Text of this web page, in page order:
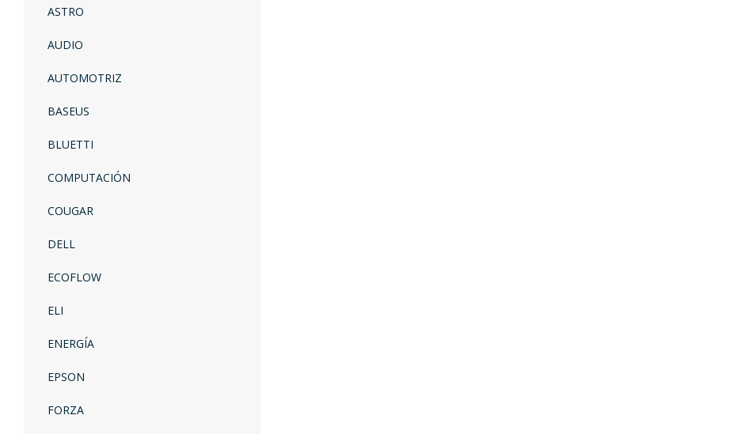
ASTRO
AUDIO
AUTOMOTRIZ
BASEUS
BLUETTI
COMPUTACIÓN
COUGAR
DELL
ECOFLOW
ELI
ENERGÍA
EPSON
FORZA